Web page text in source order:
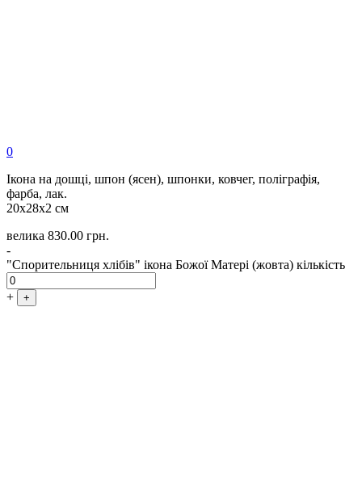
0
Ікона на дошці, шпон (ясен), шпонки, ковчег, поліграфія,
фарба, лак.
20х28х2 см
велика 830.00 грн.
-
"Спорительниця хлібів" ікона Божої Матері (жовта) кількість
+ +